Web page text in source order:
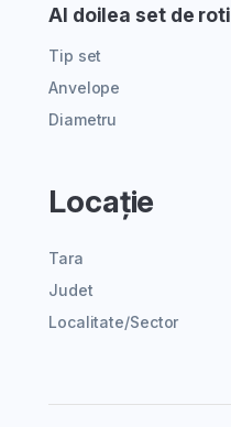
Al doilea set de roti
Tip set
Anvelope
Diametru
Locație
Tara
Judet
Localitate/Sector